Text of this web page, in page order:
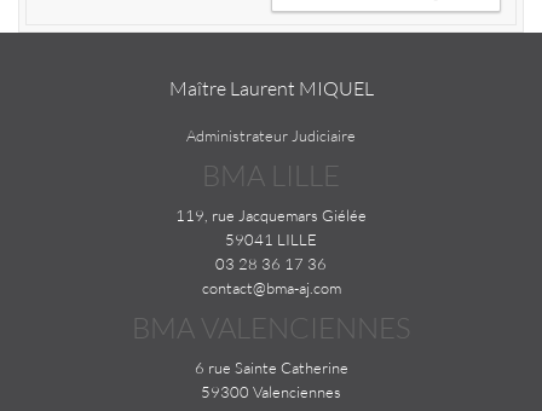
Maître Laurent MIQUEL
Administrateur Judiciaire
BMA LILLE
119, rue Jacquemars Giélée
59041 LILLE
03 28 36 17 36
contact@bma-aj.com
BMA VALENCIENNES
6 rue Sainte Catherine
59300 Valenciennes